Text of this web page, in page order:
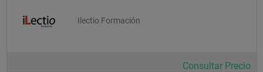
Ilectio Formación
Consultar Precio